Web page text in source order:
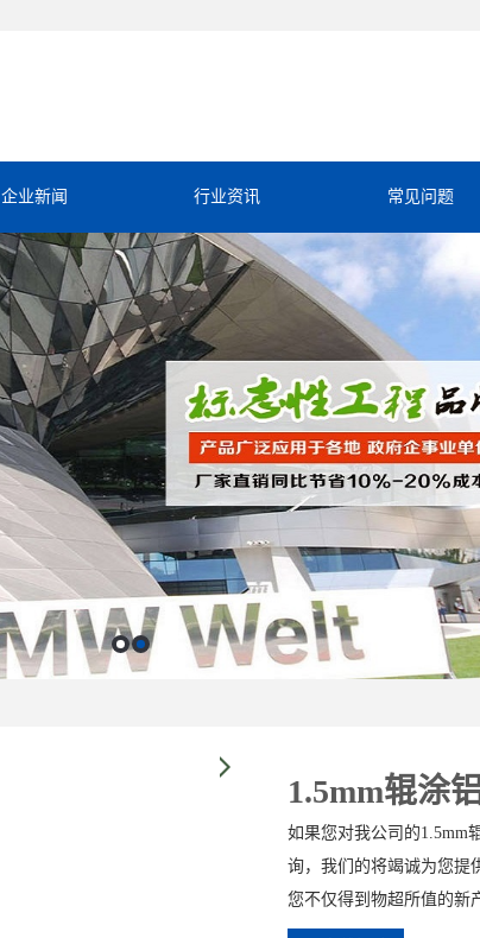
企业新闻 行业资讯 常见问题
1.5mm辊涂
如果您对我公司的1.5mm
询，我们的将竭诚为您提
您不仅得到物超所值的新